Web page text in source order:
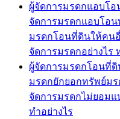
ผู้จัดการมรดกแอบโอ
จัดการมรดกแอบโอ
มรดกโอนที่ดินให้คน
จัดการมรดกอย่างไร
ผู้จัดการมรดกโอนที่ดิ
มรดกยักยอกทรัพย์ม
จัดการมรดกไม่ยอมแ
ทำอย่างไร